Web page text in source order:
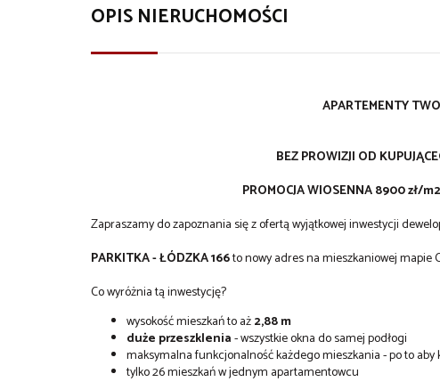
OPIS NIERUCHOMOŚCI
APARTEMENTY
BEZ PROWIZJI OD
PROMOCJA WIOSENNA 8900 zł/
Zapraszamy do zapoznania się z ofertą wyjątkowej inwestycji
PARKITKA - ŁÓDZKA 166to nowy adres na mieszkaniowej mapie
Co wyróżnia tą inwestycję?
wysokość mieszkań to aż2,88 m
duże przeszklenia- wszystkie okna do samej podłogi
maksymalna funkcjonalność każdego mieszkania - po to
tylko 26 mieszkań w jednym apartamentowcu